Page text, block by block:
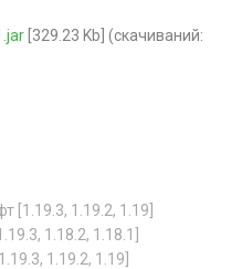
[329.23 Kb] (cкачиваний:
[1.19.3, 1.19.2, 1.19]
1.18.2, 1.18.1]
1.19.2, 1.19]